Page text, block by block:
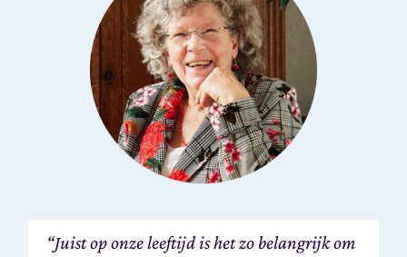
“Juist op onze leeftijd is het zo belangrijk om